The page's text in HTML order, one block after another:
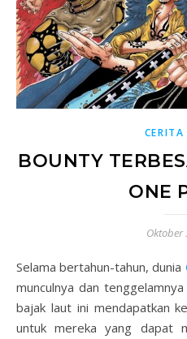
BOUNTY
ONE
Oktober
Selama bertahun-tahun, dunia
munculnya dan
bajak laut ini mendapatkan
untuk mereka yang dapat